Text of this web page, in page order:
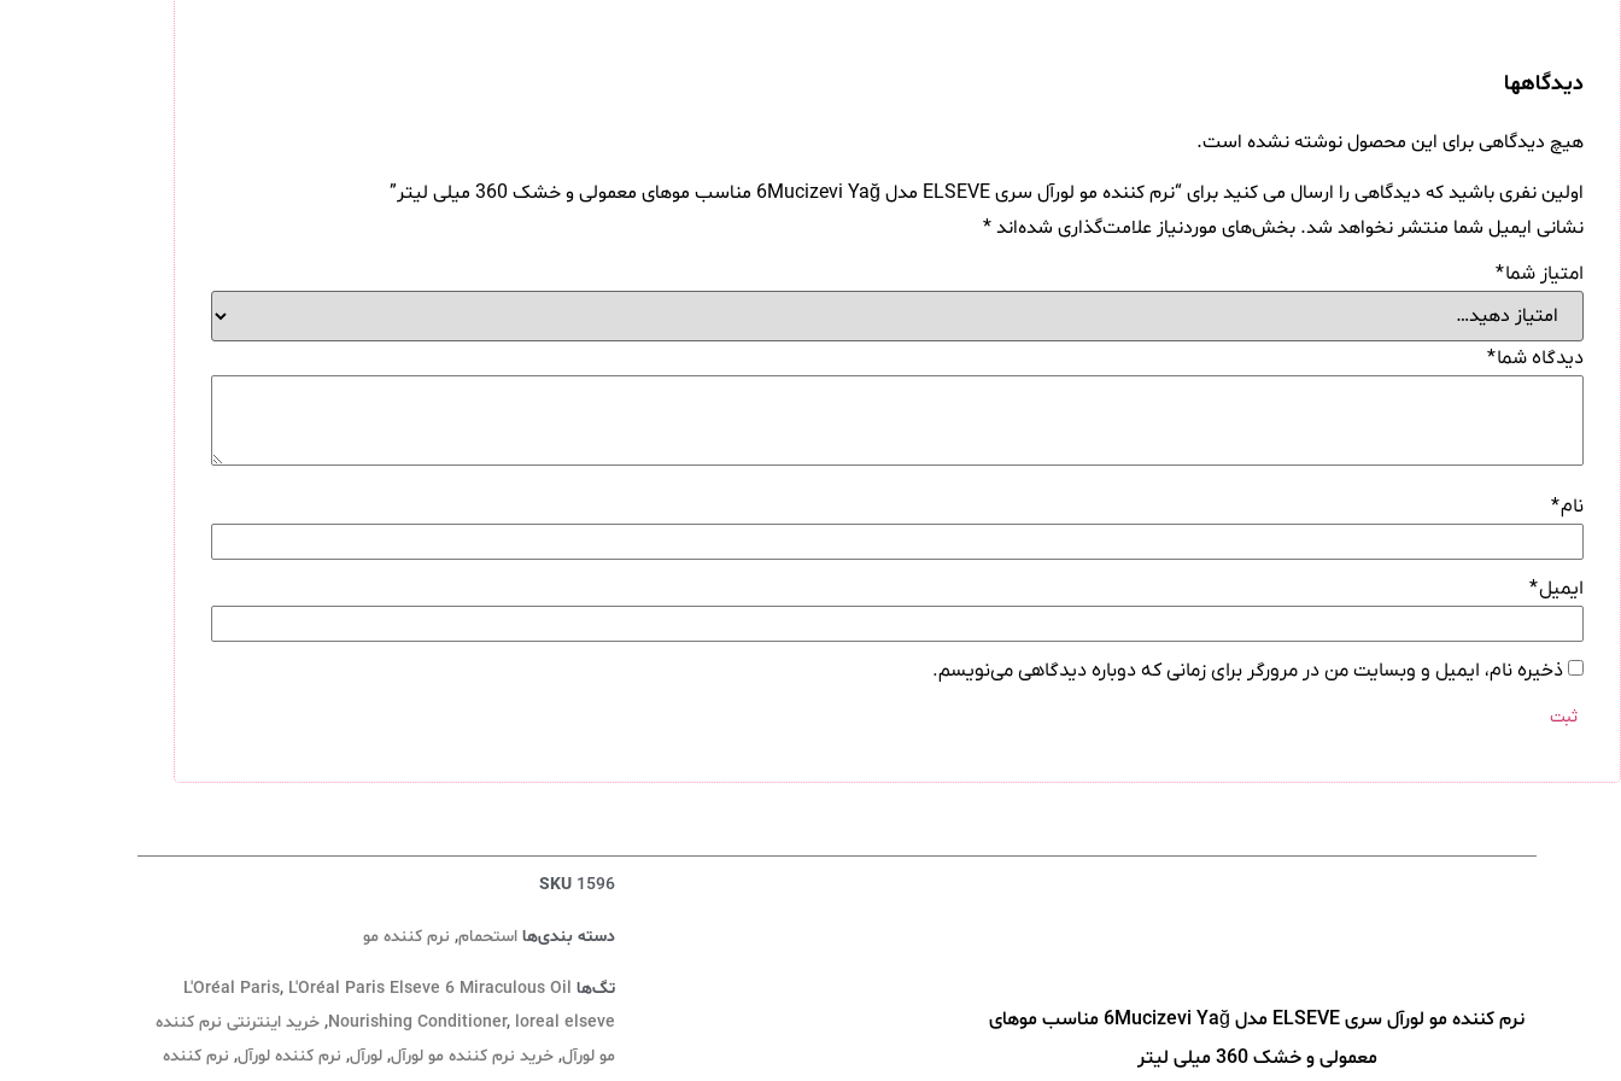
دیدگاهها
هیچ دیدگاهی برای این محصول نوشته نشده است.
اولین نفری باشید که دیدگاهی را ارسال می کنید برای “نرم کننده مو لورآل سری ELSEVE مدل 6Mucizevi Yağ مناسب موهای معمولی و خشک 360 میلی لیتر”
نشانی ایمیل شما منتشر نخواهد شد. بخش‌های موردنیاز علامت‌گذاری شده‌اند*
امتیاز شما*
دیدگاه شما*
نام*
ایمیل*
ذخیره نام، ایمیل و وبسایت من در مرورگر برای زمانی که دوباره دیدگاهی می‌نویسم.
نرم کننده مو لورآل سری ELSEVE مدل 6Mucizevi Yağ مناسب موهای
معمولی و خشک 360 میلی لیتر
SKU 1596
دسته بندی‌ها استحمام, نرم کننده مو
تگ‌ها L'Oréal Paris, L'Oréal Paris Elseve 6 Miraculous Oil
Nourishing Conditioner, loreal elseve
, خرید اینترنتی نرم کننده
مو لورآل, خرید نرم کننده مو لورآل, لورآل, نرم کننده لورآل, نرم کننده